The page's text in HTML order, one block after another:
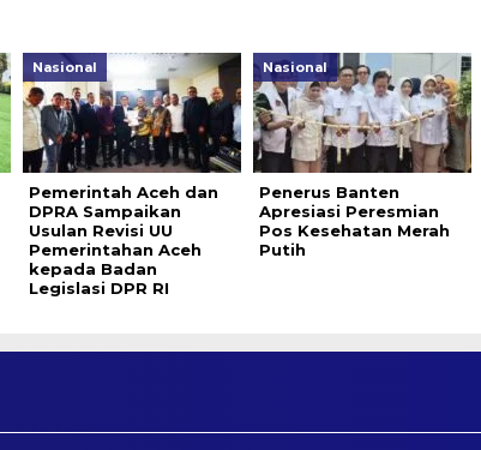
Nasional
Pemerintah Aceh dan
DPRA Sampaikan
Usulan Revisi UU
Pemerintahan Aceh
kepada Badan
Legislasi DPR RI
Nasional
Penerus Banten
Apresiasi Peresmian
Pos Kesehatan Merah
Putih